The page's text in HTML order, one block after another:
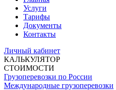
Услуги
Тарифы
Документы
Контакты
Личный кабинет
КАЛЬКУЛЯТОР
СТОИМОСТИ
Грузоперевозки по России
Международные грузоперевозки